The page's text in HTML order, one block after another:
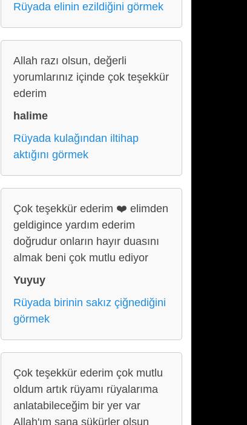
Rüyada elinin ezildiğini görmek
Allah razı olsun, değerli
yorumlarınız içinde çok teşekkür
ederim
halime
Rüyada kulağından iltihap
aktığını görmek
Çok teşekkür ederim ❤️ elimden
geldigince yardım ederim
doğrudur onların hayır duasını
almak beni çok mutlu ediyor
Yuyuy
Rüyada birinin sakız çiğnediğini
görmek
Çok teşekkür ederim çok mutlu
oldum artık rüyamı rüyalarıma
anlatabileceğim bir yer var
Allah'ım sana şükürler olsun